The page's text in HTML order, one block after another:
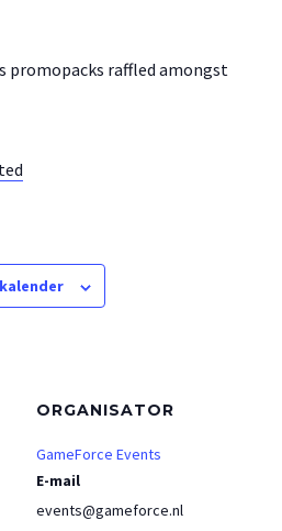
promopacks raffled amongst
ORGANISATOR
GameForce Events
E-mail
events@gameforce.nl